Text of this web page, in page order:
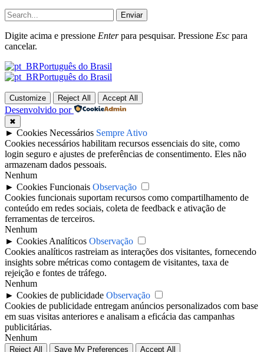
Enviar
Digite acima e pressione Enterpara pesquisar. Pressione Esc para
cancelar.
Português do Brasil
Português do Brasil
Customize Reject All Accept All
Desenvolvido por
✖
► Cookies Necessários Sempre Ativo
Cookies necessários habilitam recursos essenciais do site, como
login seguro e ajustes de preferências de consentimento. Eles não
armazenam dados pessoais.
Nenhum
► Cookies Funcionais Observação
Cookies funcionais suportam recursos como compartilhamento de
conteúdo em redes sociais, coleta de feedback e ativação de
ferramentas de terceiros.
Nenhum
► Cookies Analíticos Observação
Cookies analíticos rastreiam as interações dos visitantes, fornecendo
insights sobre métricas como contagem de visitantes, taxa de
rejeição e fontes de tráfego.
Nenhum
► Cookies de publicidade Observação
Cookies de publicidade entregam anúncios personalizados com base
em suas visitas anteriores e analisam a eficácia das campanhas
publicitárias.
Nenhum
Reject All Save My Preferences Accept All